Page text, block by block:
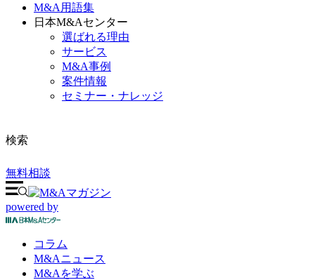
M&A用語集
日本M&Aセンター
選ばれる理由
サービス
M&A事例
案件情報
セミナー・ナレッジ
検索
無料相談
powered by
コラム
M&Aニュース
M&Aを学ぶ